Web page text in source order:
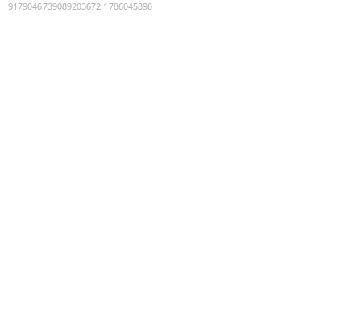
9179046739089203672:1786045896